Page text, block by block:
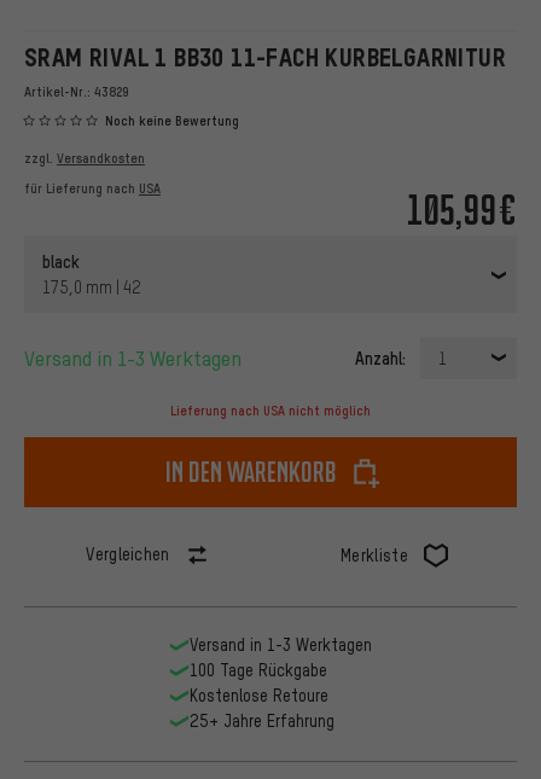
SRAM RIVAL 1 BB30 11-FACH KURBELGARNITUR
Artikel-Nr.: 43829
Noch keine Bewertung
105,99€
zzgl. Versandkosten
für Lieferung nach USA
black
175,0 mm | 42
Versand in 1-3 Werktagen Anzahl: 1
Lieferung nach USA nicht möglich
In den Warenkorb
Vergleichen Merkliste
Versand in 1-3 Werktagen
100 Tage Rückgabe
Kostenlose Retoure
25+ Jahre Erfahrung